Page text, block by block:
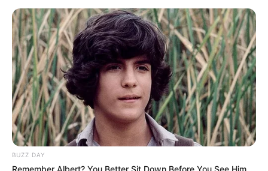
BUZZ DAY
Remember Albert? You Better Sit Down Before You See Him